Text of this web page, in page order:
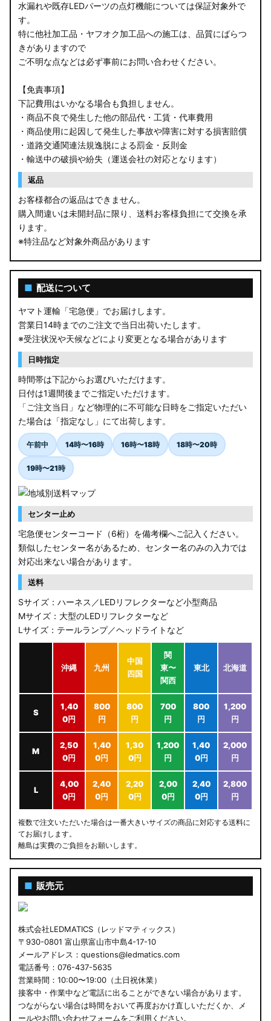
水漏れや既存LEDパーツの点灯機能については保証対象外で
す。
特に他社加工品・ヤフオク加工品への施工は、品質にばらつ
きがありますので
ご不明な点などは必ず事前にお問い合わせください。
【免責事項】
下記費用はいかなる場合も負担しません。
・商品不良で発生した他の部品代・工賃・代車費用
・商品使用に起因して発生した事故や障害に対する損害賠償
・道路交通関連法規逸脱による罰金・反則金
・輸送中の破損や紛失（運送会社の対応となります）
返品
お客様都合の返品はできません。
購入間違いは未開封品に限り、送料お客様負担にて交換を承
ります。
※特注品など対象外商品があります
■ 配送について
ヤマト運輸「宅急便」でお届けします。
営業日14時までのご注文で当日出荷いたします。
※受注状況や天候などにより変更となる場合があります
日時指定
時間帯は下記からお選びいただけます。
日付は1週間後までご指定いただけます。
「ご注文当日」など物理的に不可能な日時をご指定いただい
た場合は「指定なし」にて出荷します。
午前中 14時〜16時 16時〜18時 18時〜20時
19時〜21時
センター止め
宅急便センターコード（6桁）を備考欄へご記入ください。
類似したセンター名があるため、センター名のみの入力では
対応出来ない場合があります。
送料
Sサイズ：ハーネス／LEDリフレクターなど小型商品
Mサイズ：大型のLEDリフレクターなど
Lサイズ：テールランプ／ヘッドライトなど
沖縄 九州
中国
四国
関
東〜
関西
東北 北海道
S
1,40
0円
800
円
800
円
700
円
800
円
1,200
円
M
2,50
0円
1,40
0円
1,30
0円
1,200
円
1,40
0円
2,000
円
L
4,00
0円
2,40
0円
2,20
0円
2,00
0円
2,40
0円
2,800
円
複数で注文いただいた場合は一番大きいサイズの商品に対応する送料に
てお届けします。
離島は実費のご負担をお願いします。
■ 販売元
株式会社LEDMATICS（レッドマティックス）
〒930-0801 富山県富山市中島4-17-10
メールアドレス：questions@ledmatics.com
電話番号：076-437-5635
営業時間：10:00〜19:00（土日祝休業）
接客中・作業中など電話に出ることができない場合があります。
つながらない場合は時間をおいて再度おかけ直しいただくか、メ
ールやお問い合わせフォームをご利用ください。